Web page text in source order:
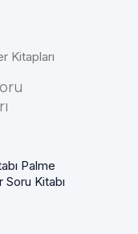
Kitapları
Palme
Soru Kitabı